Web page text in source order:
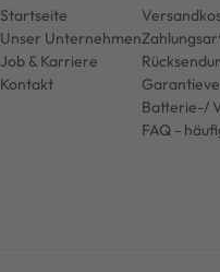
Startseite
Unser Unternehmen
Job & Karriere
Kontakt
Batterie-/
FAQ -